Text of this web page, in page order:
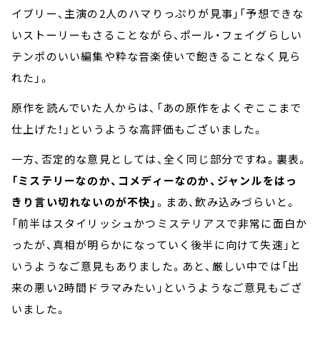
イブリー、主演の2人のハマりっぷりが見事」「予想できな
いストーリーもさることながら、ポール・フェイグらしい
テンポのいい編集や粋な音楽使いで飽きることなく見ら
れた」。
原作を読んでいた人からは、「あの原作をよくぞここまで
仕上げた！」というような高評価もございました。
一方、否定的な意見としては、全く同じ部分ですね。裏表。
「ミステリーなのか、コメディーなのか、ジャンルをはっ
きり言い切れないのが不快」。まあ、飲み込みづらいと。
「前半はスタイリッシュかつミステリアスで非常に面白か
ったが、真相が明らかになっていく後半に向けて失速」と
いうようなご意見もありました。あと、厳しい中では「出
来の悪い2時間ドラマみたい」というようなご意見もござ
いました。